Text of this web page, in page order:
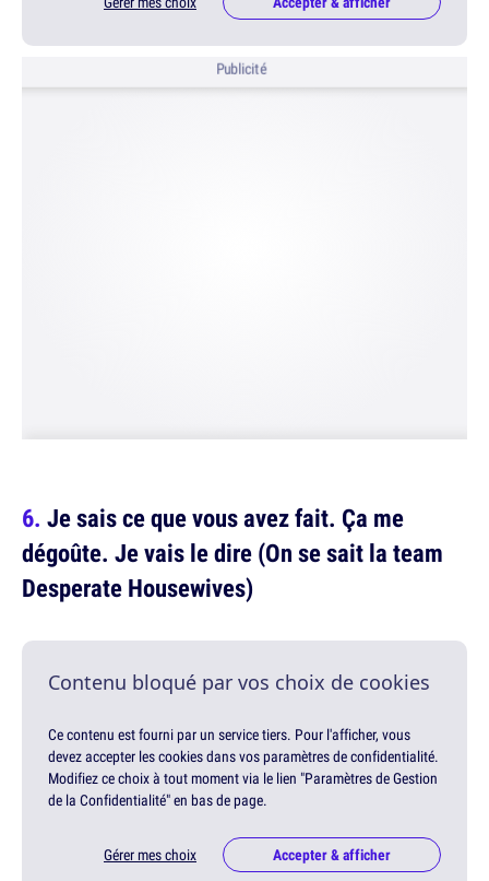
Publicité
Je sais ce que vous avez fait. Ça me
dégoûte. Je vais le dire (On se sait la team
Desperate Housewives)
Contenu bloqué par vos choix de cookies
Ce contenu est fourni par un service tiers. Pour l'afficher, vous
devez accepter les cookies dans vos paramètres de confidentialité.
Modifiez ce choix à tout moment via le lien "Paramètres de Gestion
de la Confidentialité" en bas de page.
Gérer mes choix Accepter & afficher